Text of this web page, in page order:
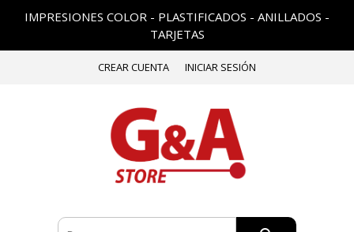
IMPRESIONES COLOR - PLASTIFICADOS - ANILLADOS -
TARJETAS
CREAR CUENTA INICIAR SESIÓN